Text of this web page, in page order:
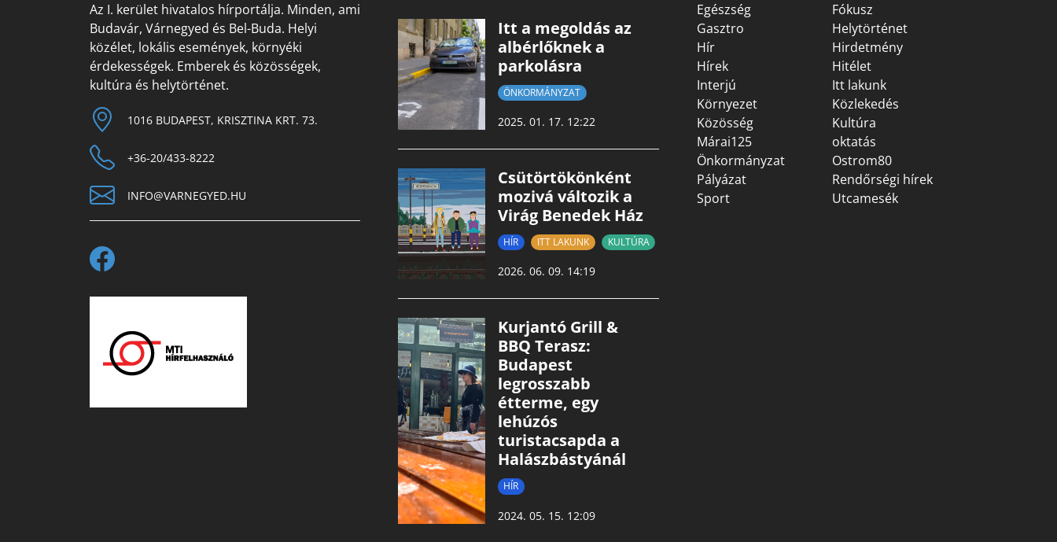
Az I. kerület hivatalos hírportálja. Minden, ami
Budavár, Várnegyed és Bel-Buda. Helyi
közélet, lokális események, környéki
érdekességek. Emberek és közösségek,
kultúra és helytörténet.
1016 BUDAPEST, KRISZTINA KRT. 73.
+36-20/433-8222
INFO@VARNEGYED.HU
Itt a megoldás az
albérlőknek a
parkolásra
ÖNKORMÁNYZAT
2025. 01. 17. 12:22
Csütörtökönként
mozivá változik a
Virág Benedek Ház
HÍR ITT LAKUNK KULTÚRA
2026. 06. 09. 14:19
Kurjantó Grill &
BBQ Terasz:
Budapest
legrosszabb
étterme, egy
lehúzós
turistacsapda a
Halászbástyánál
HÍR
2024. 05. 15. 12:09
Egészség
Fókusz
Gasztro
Helytörténet
Hír
Hirdetmény
Hírek
Hitélet
Interjú
Itt lakunk
Környezet
Közlekedés
Közösség
Kultúra
Márai125
oktatás
Önkormányzat
Ostrom80
Pályázat
Rendőrségi hírek
Sport
Utcamesék